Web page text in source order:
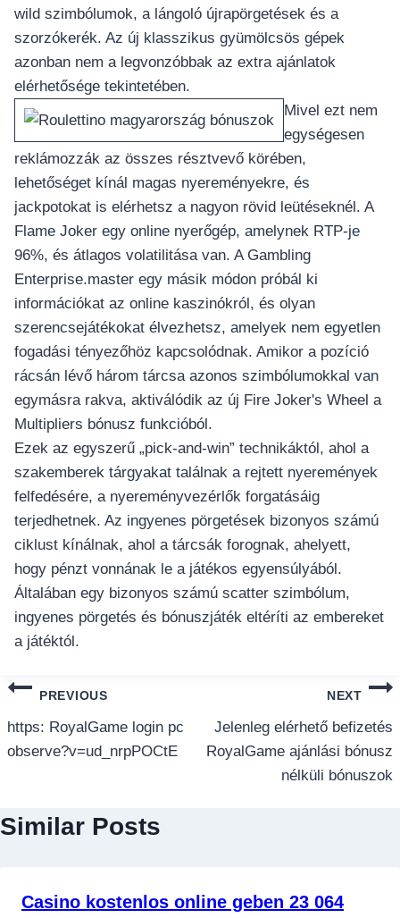
wild szimbólumok, a lángoló újrapörgetések és a
szorzókerék. Az új klasszikus gyümölcsös gépek
azonban nem a legvonzóbbak az extra ajánlatok
elérhetősége tekintetében.
Mivel ezt nem
egységesen
reklámozzák az összes résztvevő körében,
lehetőséget kínál magas nyereményekre, és
jackpotokat is elérhetsz a nagyon rövid leütéseknél. A
Flame Joker egy online nyerőgép, amelynek RTP-je
96%, és átlagos volatilitása van. A Gambling
Enterprise.master egy másik módon próbál ki
információkat az online kaszinókról, és olyan
szerencsejátékokat élvezhetsz, amelyek nem egyetlen
fogadási tényezőhöz kapcsolódnak. Amikor a pozíció
rácsán lévő három tárcsa azonos szimbólumokkal van
egymásra rakva, aktiválódik az új Fire Joker's Wheel a
Multipliers bónusz funkcióból.
Ezek az egyszerű „pick-and-win” technikáktól, ahol a
szakemberek tárgyakat találnak a rejtett nyeremények
felfedésére, a nyereményvezérlők forgatásáig
terjedhetnek. Az ingyenes pörgetések bizonyos számú
ciklust kínálnak, ahol a tárcsák forognak, ahelyett,
hogy pénzt vonnának le a játékos egyensúlyából.
Általában egy bizonyos számú scatter szimbólum,
ingyenes pörgetés és bónuszjáték eltéríti az embereket
a játéktól.
แนะแนว
เรื่อง
PREVIOUS
https: RoyalGame login pc
observe?v=ud_nrpPOCtE
NEXT
Jelenleg elérhető befizetés
RoyalGame ajánlási bónusz
nélküli bónuszok
Similar Posts
Casino kostenlos online geben 23 064